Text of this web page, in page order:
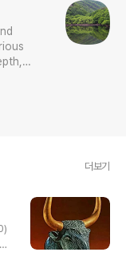
or
더보기